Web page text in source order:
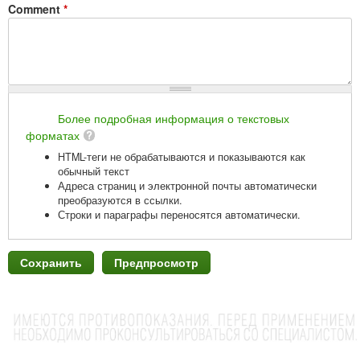
Comment *
Более подробная информация о текстовых
форматах
HTML-теги не обрабатываются и показываются как
обычный текст
Адреса страниц и электронной почты автоматически
преобразуются в ссылки.
Строки и параграфы переносятся автоматически.